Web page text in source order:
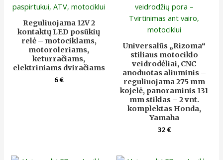
Reguliuojama 12V 2
kontaktų LED posūkių
relė – motociklams,
motoroleriams,
keturračiams,
elektriniams dviračiams
6€
Universalūs „Rizoma“
stiliaus motociklo
veidrodėliai, CNC
anoduotas aliuminis –
reguliuojama 275 mm
kojelė, panoraminis 131
mm stiklas – 2 vnt.
komplektas Honda,
Yamaha
32€